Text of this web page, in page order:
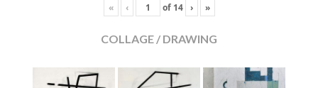
« ‹ of 14 › »
COLLAGE / DRAWING